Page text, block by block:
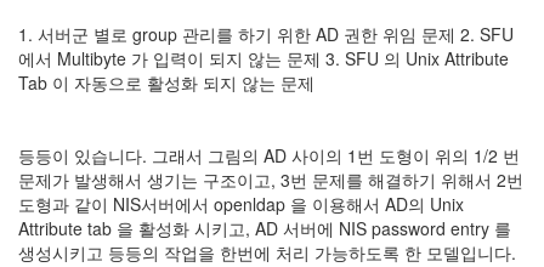
1. 서버군 별로 group 관리를 하기 위한 AD 권한 위임 문제 2. SFU
에서 Multibyte 가 입력이 되지 않는 문제 3. SFU 의 Unix Attribute
Tab 이 자동으로 활성화 되지 않는 문제
등등이 있습니다. 그래서 그림의 AD 사이의 1번 도형이 위의 1/2 번
문제가 발생해서 생기는 구조이고, 3번 문제를 해결하기 위해서 2번
도형과 같이 NIS서버에서 openldap 을 이용해서 AD의 Unix
Attribute tab 을 활성화 시키고, AD 서버에 NIS password entry 를
생성시키고 등등의 작업을 한번에 처리 가능하도록 한 모델입니다.
전
체
절
주
절
30
군